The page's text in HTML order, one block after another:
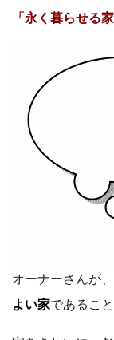
「永く暮らせる
オーナーさんが、
よい家であること